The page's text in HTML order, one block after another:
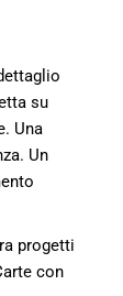
su
Una
Un
progetti
con